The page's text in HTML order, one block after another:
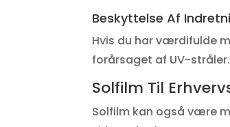
Beskyttelse Af
Hvis du har værdifulde
forårsaget af UV-
Solfilm Til
Solfilm kan også være